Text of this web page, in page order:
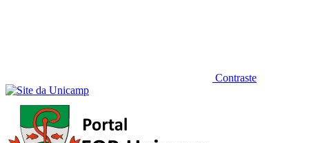
Contraste